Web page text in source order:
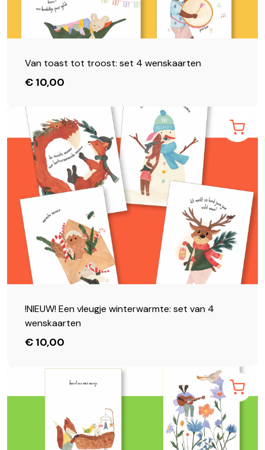
Van toast tot troost: set 4 wenskaarten
€ 10,00
!NIEUW! Een vleugje winterwarmte: set van 4
wenskaarten
€ 10,00
Verder winkelen
Bekijk winkelmandje